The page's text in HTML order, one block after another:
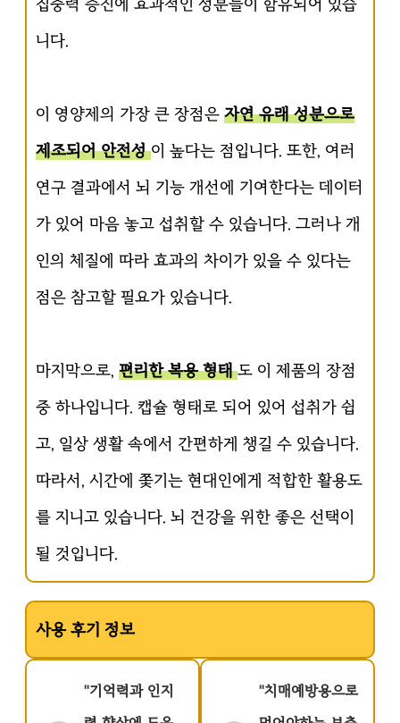
니다.
이 영양제의 가장 큰 장점은 자연 유래 성분으로
제조되어 안전성이 높다는 점입니다. 또한, 여러
연구 결과에서 뇌 기능 개선에 기여한다는 데이터
가 있어 마음 놓고 섭취할 수 있습니다. 그러나 개
인의 체질에 따라 효과의 차이가 있을 수 있다는
점은 참고할 필요가 있습니다.
마지막으로, 편리한 복용 형태도 이 제품의 장점
중 하나입니다. 캡슐 형태로 되어 있어 섭취가 쉽
고, 일상 생활 속에서 간편하게 챙길 수 있습니다.
따라서, 시간에 쫓기는 현대인에게 적합한 활용도
를 지니고 있습니다. 뇌 건강을 위한 좋은 선택이
될 것입니다.
사용 후기 정보
"기억력과 인지
"치매예방용으로